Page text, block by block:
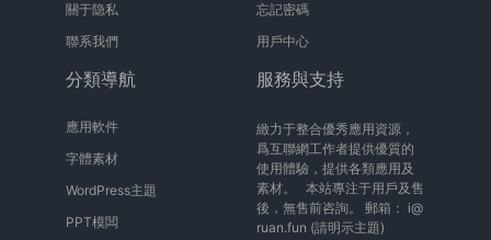
關于隐私
聯系我們
忘記密碼
用戶中心
分類導航
應用軟件
字體素材
WordPress主題
PPT模闆
服務與支持
緻力于整合優秀應用資源，
爲互聯網工作者提供優質的
使用體驗，提供各類應用及
素材。 本站專注于用戶及售
後，無售前咨詢。 郵箱： i@
ruan.fun (請明示主題)